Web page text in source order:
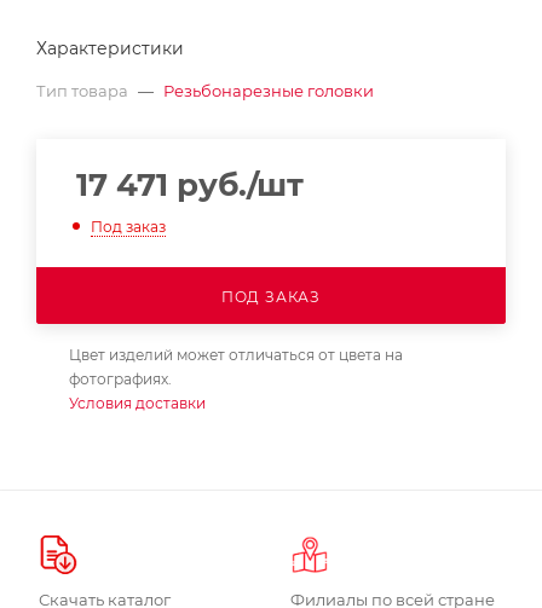
Характеристики
Тип товара — Резьбонарезные головки
17 471 руб./шт
Под заказ
ПОД ЗАКАЗ
Цвет изделий может отличаться от цвета на
фотографиях.
Условия доставки
Скачать каталог
Филиалы по всей стране